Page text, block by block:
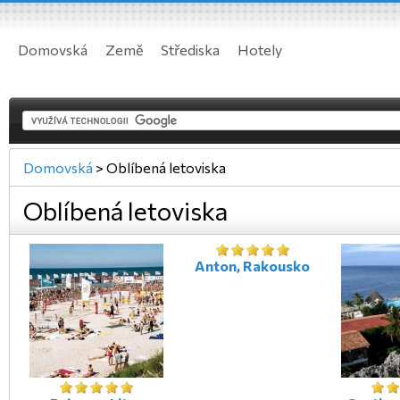
Domovská Země Střediska Hotely
Domovská > Oblíbená letoviska
Oblíbená letoviska
Anton, Rakousko